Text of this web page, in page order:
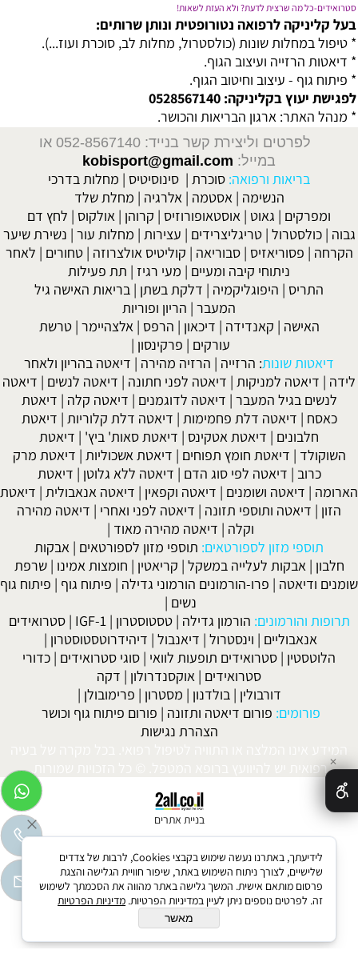
סטרואידים-כל מה שרצית לדעת? ולא העזת לשאות!
בעל קליניקה לרפואה נטורופטית ונותן שרותים:
* טיפול במחלות שונות (כולסטרול, מחלות לב, סוכרת ועוז...).
* דיאטות הרזייה ועיצוב הגוף.
* פיתוח גוף - עיצוב וחיטוב הגוף.
לפגישת יעוץ בקליניקה: 0528567140
* מנהל האתר: ארגון הבריאות והכושר.
לפרטים וליצירת קשר בנייד: 052-8567140
או
במייל: kobisport@gmail.com
בריאות ורפואה: סוכרת | סינוסיטיס | מחלות בדרכי
הנשימה | אסטמה | אלרגיה | מחלת שלד
ומפרקים | גאוט | אוסטאופורוזיס | קרוהן | אולקוס | לחץ דם
גבוה |כולסטרול |טריגליצרידים | עצירות | מחלות עור | נשירת שיער
הקרחה | פסוריאזיס |סבוריאה | קוליטיס אולצרוזה |טחורים | לאחר
ניתוחי קיבה ומעיים | מעי רגיז | תת פעילות
התריס | היפוגליקמיה | דלקת בשתן | בריאות האישה גיל
המעבר | הריון ופוריות
האישה | קאנדידה | דיכאון | הרפס | אלצהיימר |טרשת
עורקים | פרקינסון |
דיאטות שונות: הרזייה | הרזיה מהירה | דיאטה בהריון ולאחר
לידה | דיאטה למניקות | דיאטה לפני חתונה | דיאטה לנשים | דיאטה
לנשים בגיל המעבר | דיאטה לדוגמנים | דיאטה קלה | דיאטת
כאסח | דיאטה דלת פחמימות | דיאטה דלת קלוריות | דיאטת
חלבונים | דיאטת אטקינס | דיאטת סאות' ביץ' | דיאטת
השוקולד | דיאטת חומץ תפוחים | דיאטת אשכוליות | דיאטת מרק
כרוב | דיאטה לפי סוג הדם | דיאטה ללא גלוטן | דיאטת
הארומה | דיאטה ושומנים | דיאטה וקפאין | דיאטה אנאבולית | דיאטת
הזון | דיאטה ותוספי תזונה | דיאטה לפני ואחרי | דיאטה מהירה
וקלה | דיאטה מהירה מאוד |
תוספי מזון לספורטאים: תוספי מזון לספורטאים | אבקות
חלבון | אבקות לעלייה במשקל | קריאטין | חומצות אמינו |שרפת
שומנים ודיאטה | פרו-הורמונים הורמוני גדילה | פיתוח גוף | פיתוח גוף
נשים |
תרופות והורמונים: הורמון גדילה |טסטוסטרון |
IGF-1
|סטרואידים
אנאבוליים | וינסטרול | דיאנבול | דיהידרוטסטוסטרון |
הלוטסטין | סטרואידים תופעות לוואי | סוגי סטרואידים | כדורי
סטרואידים | אוקסנדרולון | דקה
דורבולין | בולדנון | מסטרון | פרימובולן |
פורומים: פורום דיאטה ותזונה | פורום פיתוח גוף וכושר
הצהרת נגישות
המידע אינו המלצה או התוויה לטיפול רפואי. בכל מקרה של בעיה
רפואית יש להיוועץ ברופא המטפל. © כל הזכויות שמורות.
בניית אתרים
✕
לידיעתך, באתרנו נעשה שימוש בקבצי Cookies, לרבות של צדדים
שלישיים, לצורך ניתוח השימוש באתר, שיפור חוויית הגלישה והצגת
פרסום מותאם אישית. המשך גלישה באתר מהווה את הסכמתך לשימוש
זה. לפרטים נוספים ניתן לעיין במדיניות הפרטיות. מדיניות הפרטיות
מאשר